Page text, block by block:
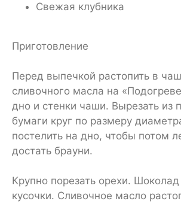
Свежая клубника
Приготовление
Перед выпечкой растопить в
сливочного масла на
дно и стенки чаши. Вырезать из
бумаги круг по размеру
постелить на дно, чтобы потом
достать брауни.
Крупно порезать орехи.
кусочки. Сливочное масло